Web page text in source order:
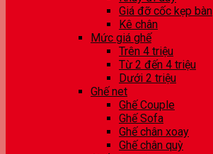
Giá đỡ cốc kẹp bàn
Kê chân
Mức giá ghế
Trên 4 triệu
Từ 2 đến 4 triệu
Dưới 2 triệu
Ghế net
Ghế Couple
Ghế Sofa
Ghế chân xoay
Ghế chân quỳ